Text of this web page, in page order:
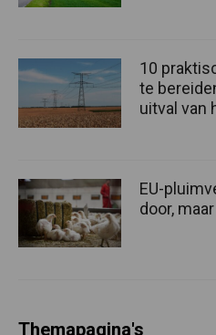
10
te
uitval van
EU-
door,
Themapagina's